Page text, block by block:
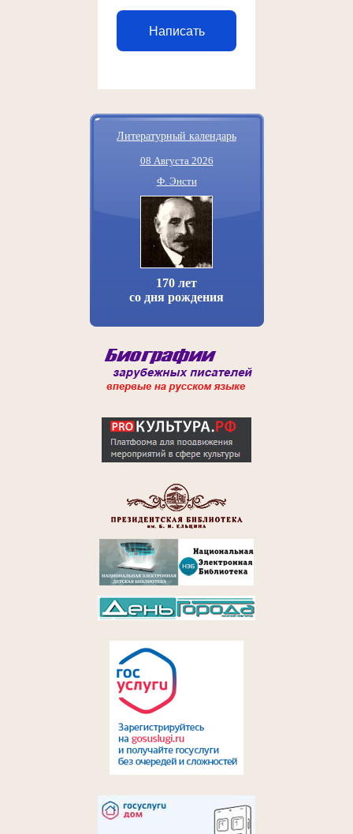
Написать
Литературный календарь
08 Августа 2026
Ф. Энсти
170 лет
со дня рождения